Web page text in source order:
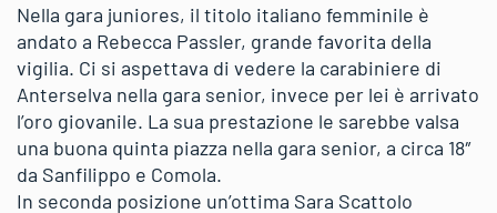
Nella gara juniores, il titolo italiano femminile è
andato a Rebecca Passler, grande favorita della
vigilia. Ci si aspettava di vedere la carabiniere di
Anterselva nella gara senior, invece per lei è arrivato
l’oro giovanile. La sua prestazione le sarebbe valsa
una buona quinta piazza nella gara senior, a circa 18″
da Sanfilippo e Comola.
In seconda posizione un’ottima Sara Scattolo